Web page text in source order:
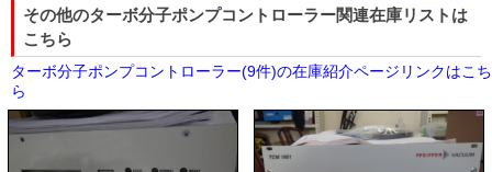
その他のターボ分子ポンプコントローラー関連在庫リストは
こちら
ターボ分子ポンプコントローラー(9件)の在庫紹介ページリンクはこち
ら